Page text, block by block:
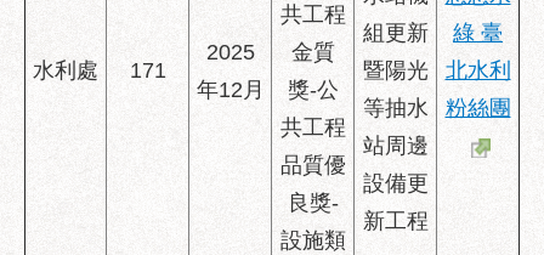
答
雙
語
陳
水利處 171
2025
年12月
共工程
金質
獎-公
共工程
品質優
良獎-
設施類
組更新
暨陽光
等抽水
站周邊
設備更
新工程
綠 臺
北水利
粉絲團